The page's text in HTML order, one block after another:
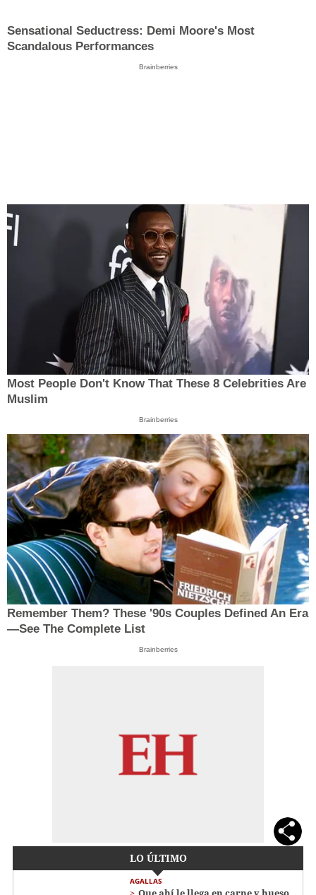
Sensational Seductress: Demi Moore's Most
Scandalous Performances
Brainberries
Most People Don't Know That These 8 Celebrities Are
Muslim
Brainberries
Remember Them? These '90s Couples Defined An Era
—See The Complete List
Brainberries
LO ÚLTIMO
AGALLAS